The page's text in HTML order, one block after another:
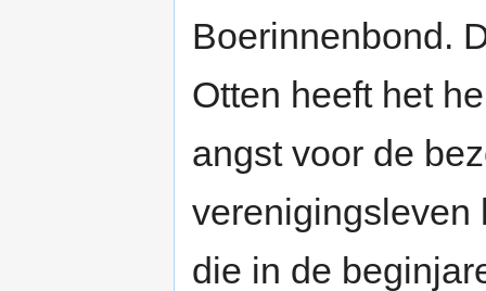
Boerinnenbond.
Otten heeft het
angst voor de
verenigingsleven
die in de